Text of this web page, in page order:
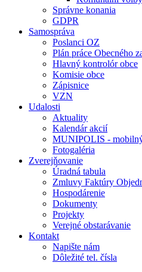
Správne konania
GDPR
Samospráva
Poslanci OZ
Plán práce Obecného
Hlavný kontrolór obce
Komisie obce
Zápisnice
VZN
Udalosti
Aktuality
Kalendár akcií
MUNIPOLIS -
Fotogaléria
Zverejňovanie
Úradná tabula
Zmluvy Faktúry
Hospodárenie
Dokumenty
Projekty
Verejné obstarávanie
Kontakt
Napište nám
Dôležité tel. čísla